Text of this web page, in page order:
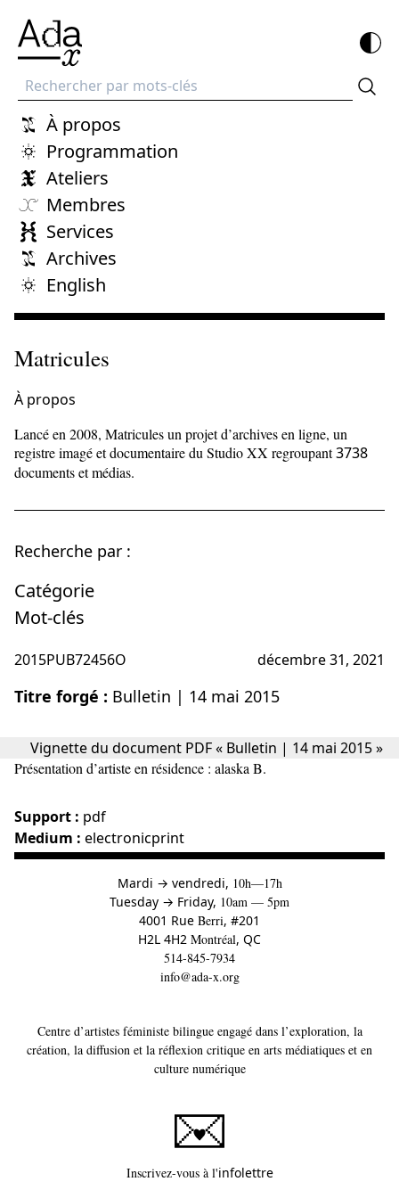
Recherche
À propos
Programmation
Ateliers
Membres
Services
Archives
English
Matricules
À propos
Lancé en 2008, Matricules un projet d’archives en ligne, un
registre imagé et documentaire du Studio XX regroupant3738
documents et médias.
Recherche par :
Catégorie
Mot-clés
2015PUB72456O décembre 31, 2021
Titre forgé : Bulletin | 14 mai 2015
Présentation d’artiste en résidence : alaska B.
Support : pdf
Medium : electronicprint
Mardi →àvendredi, 10h—17h
Tuesday → to
Friday, 10am — 5pm
4001 Rue Berri, #201
H2L 4H2 Montréal, QC
514-845-7934
info@ada-x.org
Centre d’artistes féministe bilingue engagé dans l’exploration, la
création, la diffusion et la réflexion critique en arts médiatiques et en
culture numérique
Inscrivez-vous à l'infolettreCe lien s'ouvrira dans